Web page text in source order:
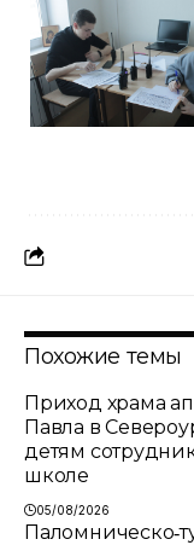
Похожие темы
Приход храма
Павла в
детям
школе
05/08/2026